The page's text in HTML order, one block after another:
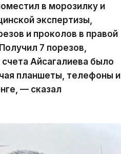
в морозилку и
экспертизы,
и проколов в правой
7 порезов,
Айсагалиева было
планшеты, телефоны и
— сказал